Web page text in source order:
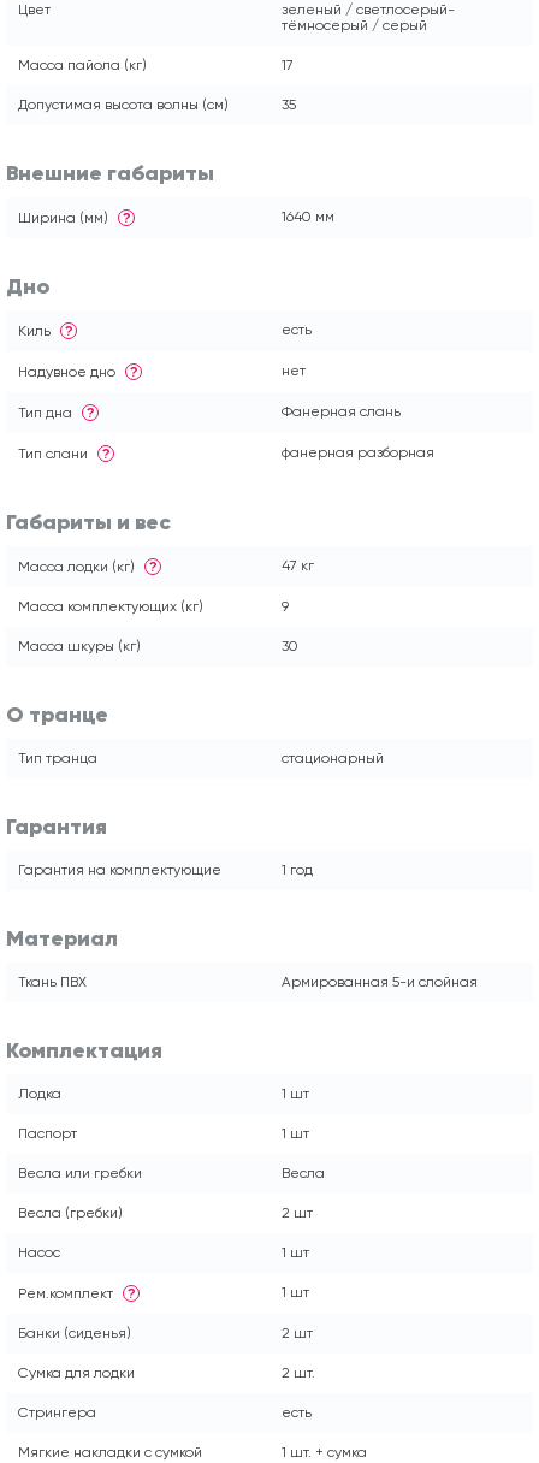
Цвет
зеленый / светлосерый-
тёмносерый / серый
Масса пайола (кг) 17
Допустимая высота волны (см) 35
Внешние габариты
Ширина (мм) ? 1640 мм
Дно
Киль ? есть
Надувное дно ? нет
Тип дна ? Фанерная слань
Тип слани ? фанерная разборная
Габариты и вес
Масса лодки (кг) ? 47 кг
Масса комплектующих (кг) 9
Масса шкуры (кг) 30
О транце
Тип транца стационарный
Гарантия
Гарантия на комплектующие 1 год
Материал
Ткань ПВХ Армированная 5-и слойная
Комплектация
Лодка 1 шт
Паспорт 1 шт
Весла или гребки Весла
Весла (гребки) 2 шт
Насос 1 шт
Рем.комплект ? 1 шт
Банки (сиденья) 2 шт
Сумка для лодки 2 шт.
Стрингера есть
Мягкие накладки с сумкой 1 шт. + сумка